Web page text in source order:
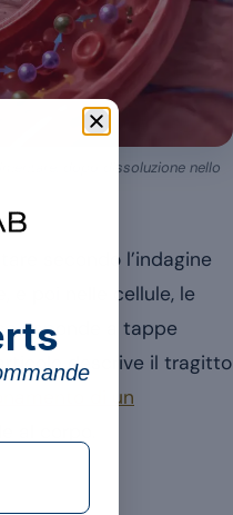
dopo dissoluzione nello
secondo l’indagine
e poi nelle cellule, le
risponde a tappe
descrive il tragitto
di un
corpo.